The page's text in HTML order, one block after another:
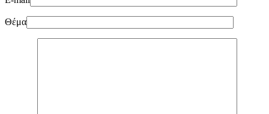
Θέμα